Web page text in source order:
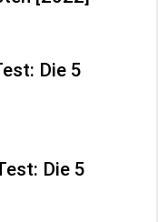
Die 5
Die 5